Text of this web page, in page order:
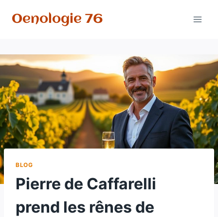
Oenologie 76
BLOG
Pierre de Caffarelli
prend les rênes de